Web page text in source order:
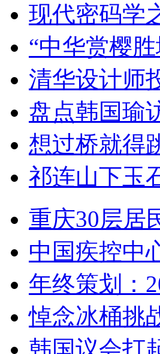
现代密码学
“中华赏樱
清华设计师
盘点韩国瑜
想过桥就得
祁连山下玉
重庆30层
中国疾控中
年终策划：
悼念冰桶挑
韩国议会打